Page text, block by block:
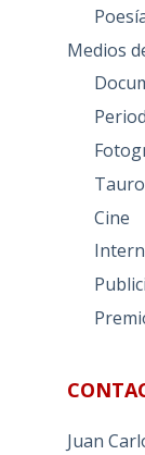
Medios
Cine
Juan